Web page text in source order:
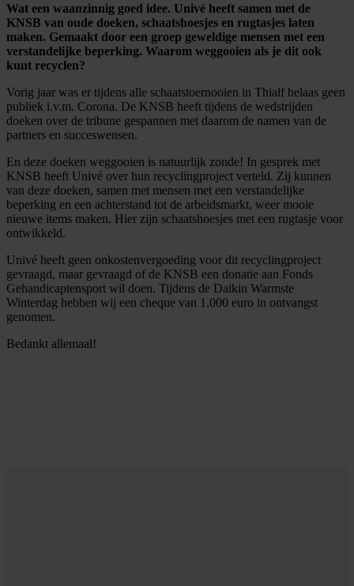
Wat een waanzinnig goed idee. Univé heeft samen met de
KNSB van oude doeken, schaatshoesjes en rugtasjes laten
maken. Gemaakt door een groep geweldige mensen met een
verstandelijke beperking. Waarom weggooien als je dit ook
kunt recyclen?
Vorig jaar was er tijdens alle schaatstoernooien in Thialf helaas geen
publiek i.v.m. Corona. De KNSB heeft tijdens de wedstrijden
doeken over de tribune gespannen met daarom de namen van de
partners en succeswensen.
En deze doeken weggooien is natuurlijk zonde! In gesprek met
KNSB heeft Univé over hun recyclingproject verteld. Zij kunnen
van deze doeken, samen met mensen met een verstandelijke
beperking en een achterstand tot de arbeidsmarkt, weer mooie
nieuwe items maken. Hier zijn schaatshoesjes met een rugtasje voor
ontwikkeld.
Univé heeft geen onkostenvergoeding voor dit recyclingproject
gevraagd, maar gevraagd of de KNSB een donatie aan Fonds
Gehandicaptensport wil doen. Tijdens de Daikin Warmste
Winterdag hebben wij een cheque van 1.000 euro in ontvangst
genomen.
Bedankt allemaal!